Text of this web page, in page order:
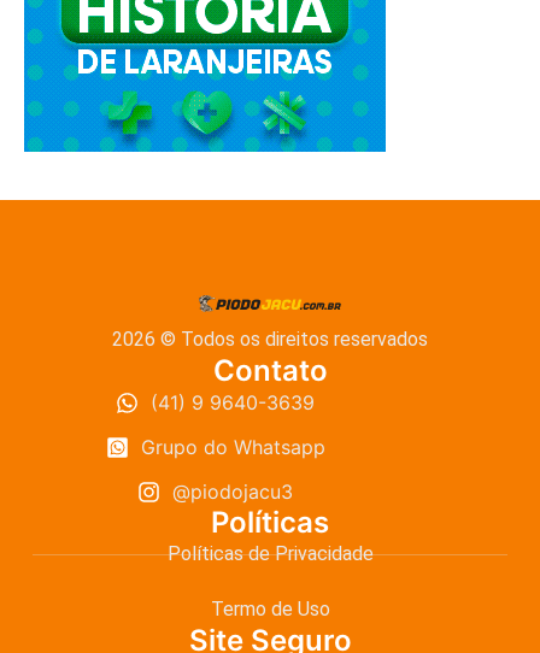
2026 © Todos os direitos reservados
Contato
(41) 9 9640-3639
Grupo do Whatsapp
@piodojacu3
Políticas
Políticas de Privacidade
Termo de Uso
Site Seguro